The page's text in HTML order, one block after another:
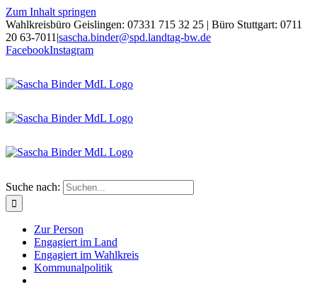
Zum Inhalt springen
Wahlkreisbüro Geislingen: 07331 715 32 25 | Büro Stuttgart: 0711
20 63-7011 |sascha.binder@spd.landtag-bw.de
FacebookInstagram
Suche nach:
Zur Person
Engagiert im Land
Engagiert im Wahlkreis
Kommunalpolitik